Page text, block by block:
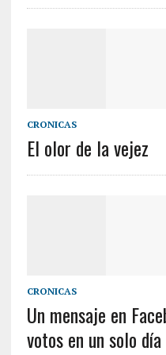
CRONICAS
El olor de la vejez
CRONICAS
Un mensaje en
votos en un solo día